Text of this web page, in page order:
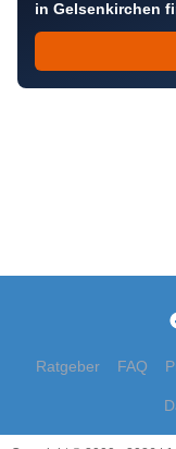
in Gelsenkirchen
Ratgeber FAQ